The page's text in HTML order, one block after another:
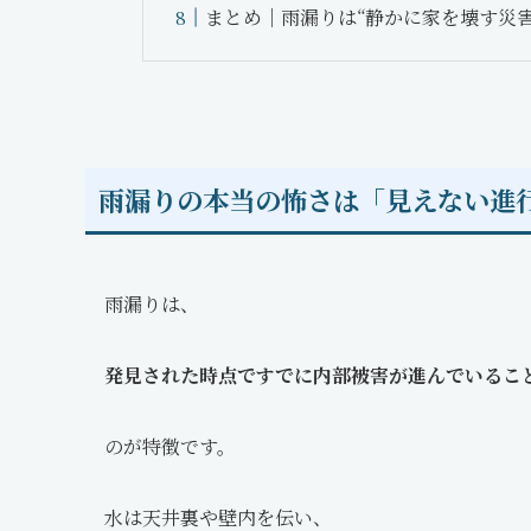
まとめ｜雨漏りは“静かに家を壊す災
雨漏りの本当の怖さは「見えない進
雨漏りは、
発見された時点ですでに内部被害が進んでいるこ
のが特徴です。
水は天井裏や壁内を伝い、